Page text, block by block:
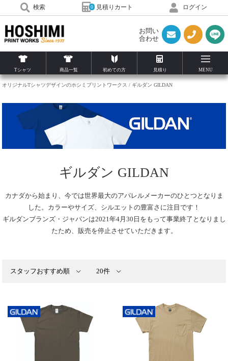
検索 0 見積りカート ログイン
お問い
合わせ
Tシャツ 商品一覧 初めての方 見積り MENU
オリジナルTシャツデザインのホシミプリントワークス ギルダン GILDAN
ギルダン GILDAN
カナダから始まり、今では世界最大のアパレルメーカーのひとつとなりま
した。カラーやサイズ、シルエットの豊富さに注目です！
ギルダンブランズ・ジャパンは2021年4月30日をもって事業終了となりまし
たため、販売を停止させていただきます。